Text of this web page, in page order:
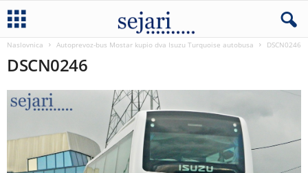
Naslovnica Autoprevoz-bus Mostar kupio dva Isuzu Turquoise autobusa DSCN0246
DSCN0246